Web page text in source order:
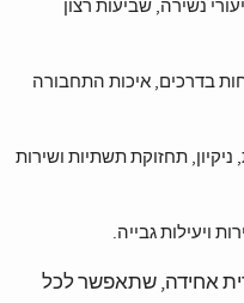
נשירה, שביעות רצון
בדרכים, איכות התחבורה
ניקיון, תחזוקת תשתיות ושירות
ויעילות גבייה.
אחידה, שתאפשר לכל